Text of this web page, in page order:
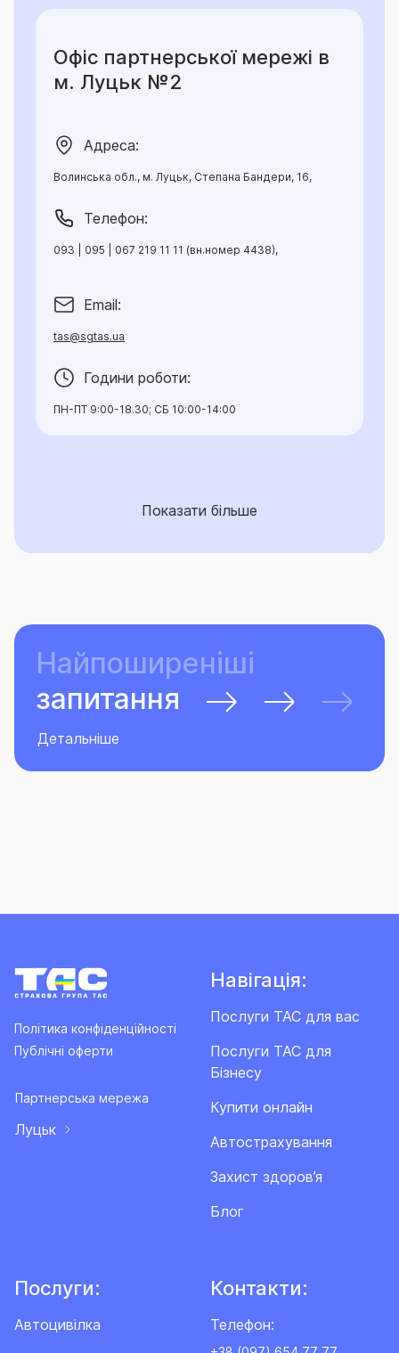
Офіс партнерської мережі в
м. Луцьк №2
Адреса:
Волинська обл., м. Луцьк, Степана Бандери, 16,
Телефон:
093 | 095 | 067 219 11 11 (вн.номер 4438),
Email:
tas@sgtas.ua
Години роботи:
ПН-ПТ 9:00-18.30; СБ 10:00-14:00
Показати більше
Найпоширеніші
запитання
Детальніше
Політика конфіденційності
Публічні оферти
Партнерська мережа
Луцьк
Навігація:
Послуги ТАС для вас
Послуги ТАС для
Бізнесу
Купити онлайн
Автострахування
Захист здоров’я
Блог
Послуги:
Автоцивілка
Контакти:
Телефон: